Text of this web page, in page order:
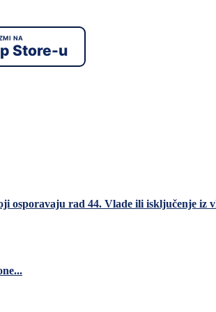
NA
Store-u
osporavaju rad 44. Vlade ili isključenje iz